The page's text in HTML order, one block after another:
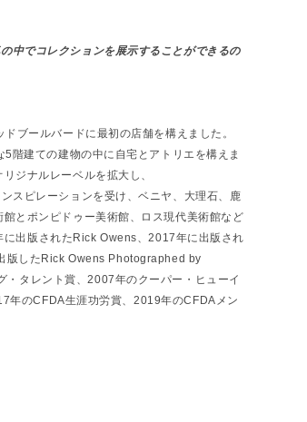
中でコレクションを展示することができるの
ドブールバードに最初の店舗を構えました。
5階建ての建物の中に自宅とアトリエを構えま
ジナルレーベルを拡大し、
スピレーションを受け、ベニヤ、大理石、
鹿
とポンピドゥー美術館、
ロス現代美術館など
出版されたRick Owens、2017年に出版され
版したRick Owens Photographed by
・タレント賞、2007年のクーパー・ヒューイ
年のCFDA生涯功労賞、2019年のCFDAメン